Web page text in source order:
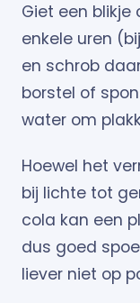
Giet een blikje
enkele uren
en schrob
borstel of
water om
Hoewel het
bij lichte tot
cola kan een
dus goed
liever niet op